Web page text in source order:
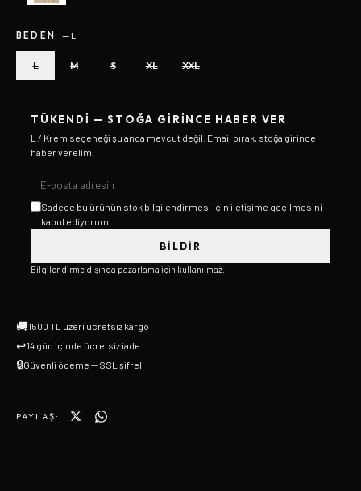
BEDEN — L
L M S XL XXL
TÜKENDI — STOĞA GIRINCE HABER VER
L / Krem seçeneği şu anda mevcut değil. Email bırak, stoğa girince
haber verelim.
Sadece bu ürünün stok bilgilendirmesi için iletişime geçilmesini
kabul ediyorum.
BILDIR
Bilgilendirme dışında pazarlama için kullanılmaz.
🚚1500 TL üzeri ücretsiz kargo
↩14 gün içinde ücretsiz iade
🔒Güvenli ödeme — SSL şifreli
PAYLAŞ: